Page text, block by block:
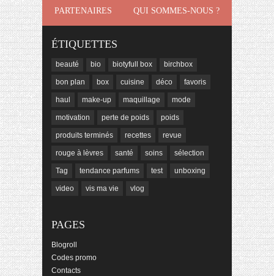
PARTENAIRES
QUI SOMMES-NOUS ?
ÉTIQUETTES
beauté bio biotyfull box birchbox
bon plan box cuisine déco favoris
haul make-up maquillage mode
motivation perte de poids poids
produits terminés recettes revue
rouge à lèvres santé soins sélection
Tag tendance parfums test unboxing
video vis ma vie vlog
PAGES
Blogroll
Codes promo
Contacts